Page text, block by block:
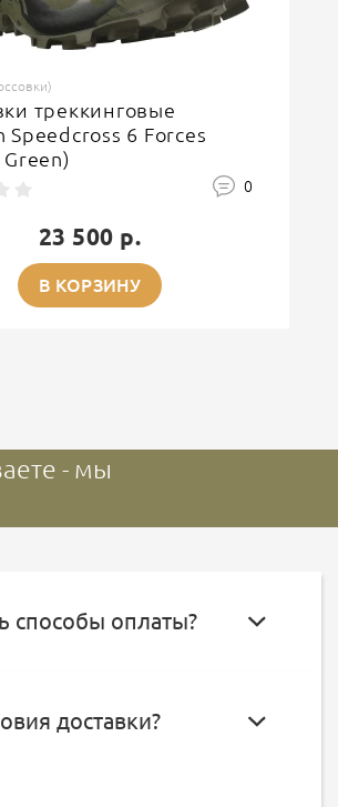
треккинговые
Speedcross 6 Forces
0
23 500 р.
В КОРЗИНУ
- мы
способы оплаты?
доставки?